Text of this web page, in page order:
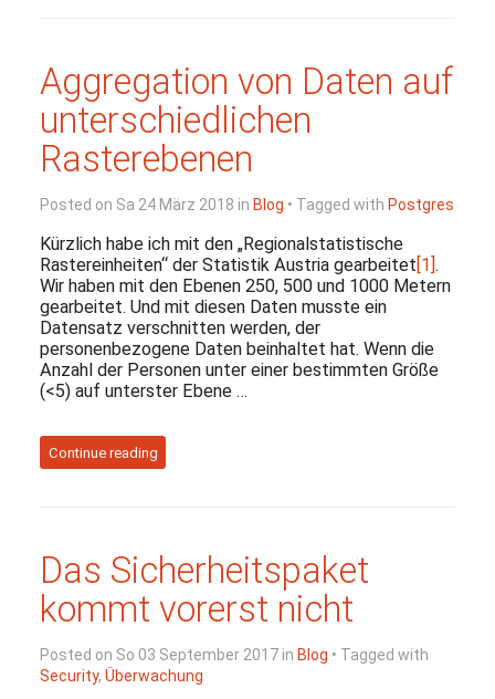
Aggregation von Daten auf
unterschiedlichen
Rasterebenen
Posted on Sa 24 März 2018 in Blog • Tagged with Postgres
Kürzlich habe ich mit den „Regionalstatistische
Rastereinheiten“ der Statistik Austria gearbeitet [1] .
Wir haben mit den Ebenen 250, 500 und 1000 Metern
gearbeitet. Und mit diesen Daten musste ein
Datensatz verschnitten werden, der
personenbezogene Daten beinhaltet hat. Wenn die
Anzahl der Personen unter einer bestimmten Größe
(<5) auf unterster Ebene …
Continue reading
Das Sicherheitspaket
kommt vorerst nicht
Posted on So 03 September 2017 in Blog • Tagged with
Security, Überwachung